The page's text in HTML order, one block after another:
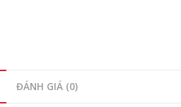
ĐÁNH GIÁ (0)